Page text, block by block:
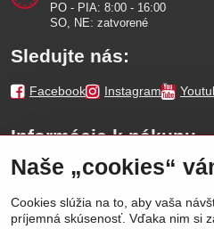
PO - PIA: 8:00 - 16:00
SO, NE: zatvorené
Sledujte nás:
Facebook Instagram
Informácie k nákupu
Naše značky
Naše „cookies“
Cookies slúžia na to, aby vaša
príjemná skúsenosť. Vďaka nim si